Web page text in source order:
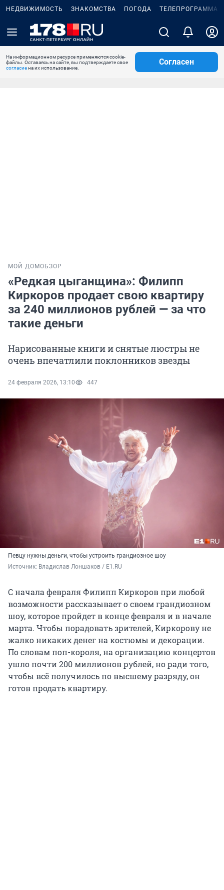
НЕДВИЖИМОСТЬ ЗНАКОМСТВА ПОГОДА ТЕЛЕПРОГРАММА
На информационном ресурсе применяются cookie-
файлы. Оставаясь на сайте, вы подтверждаете свое
согласиена их использование.
Согласен
МОЙ ДОМОБЗОР
«Редкая цыганщина»: Филипп
Киркоров продает свою квартиру
за 240 миллионов рублей — за что
такие деньги
Нарисованные книги и снятые люстры не
очень впечатлили поклонников звезды
24 февраля 2026, 13:10 447
Певцу нужны деньги, чтобы устроить грандиозное шоу
Источник: Владислав Лоншаков / E1.RU
С начала февраля Филипп Киркоров при любой
возможности рассказывает о своем грандиозном
шоу, которое пройдет в конце февраля и в начале
марта. Чтобы порадовать зрителей, Киркорову не
жалко никаких денег на костюмы и декорации.
По словам поп-короля, на организацию концертов
ушло почти 200 миллионов рублей, но ради того,
чтобы всё получилось по высшему разряду, он
готов продать квартиру.